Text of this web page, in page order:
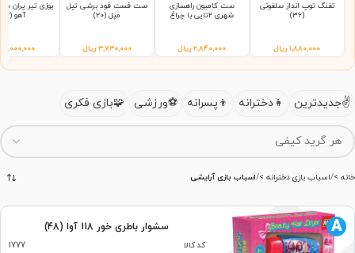
تفنگ توپ انداز سلفونی
(36)
۱,۸۸۰,۰۰۰ ریال
ست کامیون راهسازی
شهری 2تایی با چراغ
۲,۸۴۰,۰۰۰ ریال
ست فست فود برشی تپل
مپل (20)
۳,۷۳۰,۰۰۰ ریال
آهو (92)
۲,۰۰۰,۰۰۰
جدیدترین دخترانه پسرانه ورزشی بازی فکری
خانه اسباب‌ بازی دخترانه اسباب بازی آرایشی
سشوار باطری خور 118 آوا (48)
کد کالا
1777
A